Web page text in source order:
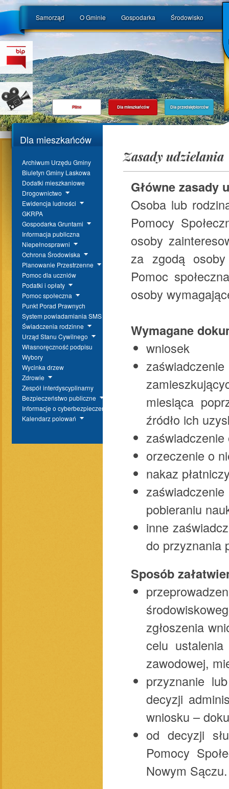
Samorząd O Gminie Gospodarka Środowisko
Pilne Dla mieszkańców Dla przedsiębiorców
Dla mieszkańców
Archiwum Urzędu Gminy
Biuletyn Gminy Laskowa
Dodatki mieszkaniowe
Drogownictwo
Ewidencja ludności
GKRPA
Gospodarka Gruntami
Informacja publiczna
Niepełnosprawni
Ochrona Środowiska
Planowanie Przestrzenne
Pomoc dla uczniów
Podatki i opłaty
Pomoc społeczna
Punkt Porad Prawnych
System powiadamiania SMS
Świadczenia rodzinne
Urząd Stanu Cywilnego
Własnoręczność podpisu
Wybory
Wycinka drzew
Zdrowie
Zespół interdyscyplinarny
Bezpieczeństwo publiczne
Informacje o cyberbezpieczeństwie
Kalendarz polowań
Zasady udzielania
Główne zasady
Osoba lub
Pomocy
osoby
za zgodą osoby
Pomoc
osoby
Wymagane
wniosek
miesiąca
źródło ich
orzeczenie o
nakaz
pobieraniu
inne
do przyznania
Sposób
zgłoszenia
celu
zawodowej,
przyznanie
decyzji
wniosku –
od decyzji
Pomocy
Nowym